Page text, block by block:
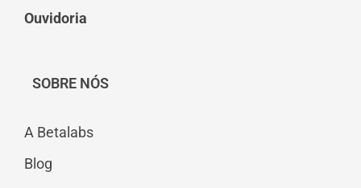
Ouvidoria
SOBRE NÓS
A Betalabs
Blog